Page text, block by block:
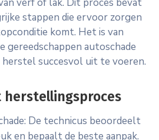
verf of lak. Dit proces bevat
stappen die ervoor zorgen
komt. Het is van
gereedschappen autoschade
herstel succesvol uit te voeren.
De technicus beoordeelt
en bepaalt de beste aanpak.